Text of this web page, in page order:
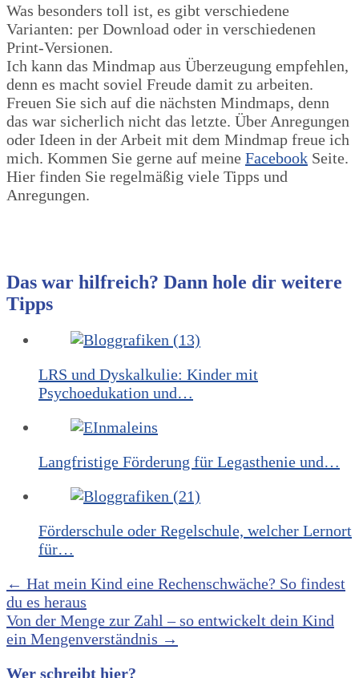
Was besonders toll ist, es gibt verschiedene
Varianten: per Download oder in verschiedenen
Print-Versionen.
Ich kann das Mindmap aus Überzeugung empfehlen,
denn es macht soviel Freude damit zu arbeiten.
Freuen Sie sich auf die nächsten Mindmaps, denn
das war sicherlich nicht das letzte. Über Anregungen
oder Ideen in der Arbeit mit dem Mindmap freue ich
mich. Kommen Sie gerne auf meine Facebook Seite.
Hier finden Sie regelmäßig viele Tipps und
Anregungen.
Das war hilfreich? Dann hole dir weitere
Tipps
LRS und Dyskalkulie: Kinder mit
Psychoedukation und…
Langfristige Förderung für Legasthenie und…
Förderschule oder Regelschule, welcher Lernort
für…
Post
navigation
← Hat mein Kind eine Rechenschwäche? So findest
du es heraus
Von der Menge zur Zahl – so entwickelt dein Kind
ein Mengenverständnis →
Wer schreibt hier?